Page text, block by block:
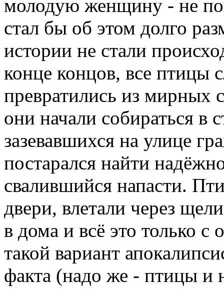
молодую женщину - не
стал бы об этом долго
истории не стали
конце концов, все птицы
превратились из мирных
они начали собираться в
зазевавшихся на улице
постарался найти
свалившийся напасти.
двери, влетали через
в дома и всё это только
такой вариант
факта (надо же - птицы и